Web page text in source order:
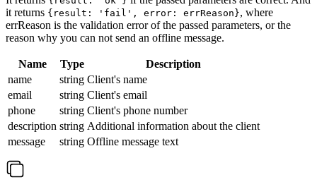
it returns {result: 'fail', error: errReason}, where
errReason is the validation error of the passed parameters, or the
reason why you can not send an offline message.
Name Type
Description
name
string Client's name
email
string Client's email
phone
string Client's phone number
description string Additional information about the client
message
string Offline message text